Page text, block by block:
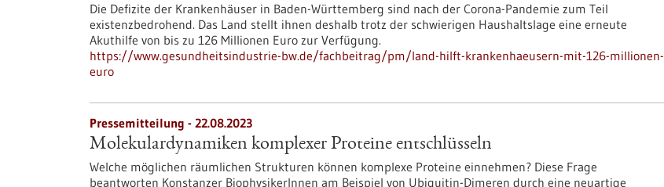
Die Defizite der Krankenhäuser in Baden-Württemberg sind nach der Corona-Pandemie zum Teil
existenzbedrohend. Das Land stellt ihnen deshalb trotz der schwierigen Haushaltslage eine erneute
Akuthilfe von bis zu 126 Millionen Euro zur Verfügung.
https://www.gesundheitsindustrie-bw.de/fachbeitrag/pm/land-hilft-krankenhaeusern-mit-126-millionen-
euro
Pressemitteilung - 22.08.2023
Molekulardynamiken komplexer Proteine entschlüsseln
Welche möglichen räumlichen Strukturen können komplexe Proteine einnehmen? Diese Frage
beantworten Konstanzer BiophysikerInnen am Beispiel von Ubiquitin-Dimeren durch eine neuartige